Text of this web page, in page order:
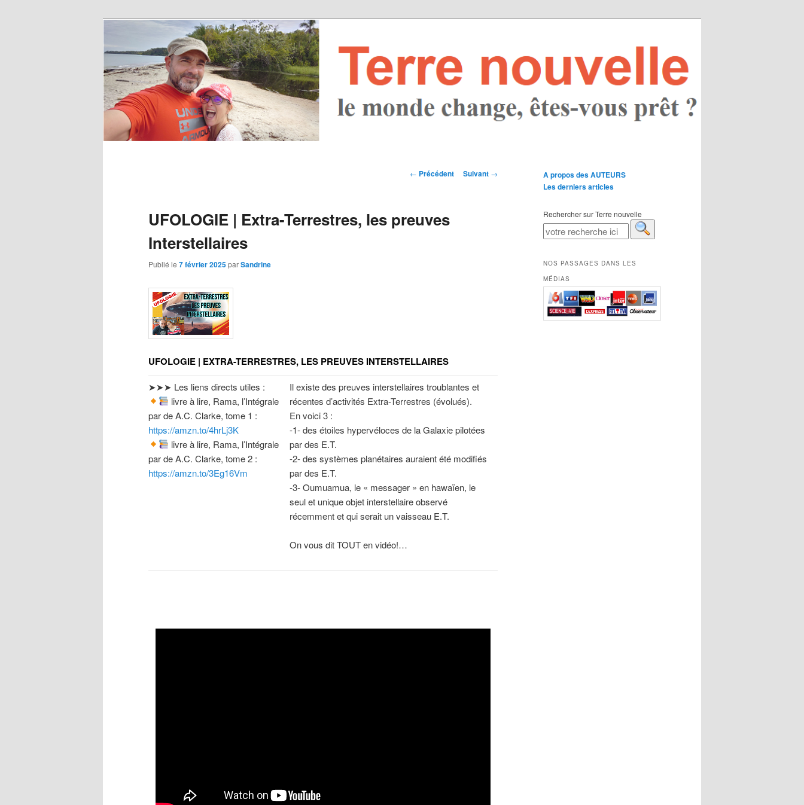
Navigation des
← Précédent Suivant →
UFOLOGIE | Extra-Terrestres, les preuves
Interstellaires
Publié le 7 février 2025parSandrine
UFOLOGIE | EXTRA-TERRESTRES, LES PREUVES INTERSTELLAIRES
➤➤➤ Les liens directs utiles :
livre à lire, Rama, l’Intégrale
par de A.C. Clarke, tome 1 :
https://amzn.to/4hrLj3K
livre à lire, Rama, l’Intégrale
par de A.C. Clarke, tome 2 :
https://amzn.to/3Eg16Vm
Il existe des preuves interstellaires troublantes et
récentes d’activités Extra-Terrestres (évolués).
En voici 3 :
-1- des étoiles hypervéloces de la Galaxie pilotées
par des E.T.
-2- des systèmes planétaires auraient été modifiés
par des E.T.
-3- Oumuamua, le « messager » en hawaïen, le
seul et unique objet interstellaire observé
récemment et qui serait un vaisseau E.T.
On vous dit TOUT en vidéo!…
A propos des AUTEURS
Les derniers articles
Rechercher sur Terre nouvelle
NOS PASSAGES DANS LES
MÉDIAS